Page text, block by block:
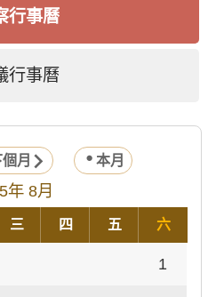
行事曆
行事曆
月 本月
年 8月
三 四 五 六
1